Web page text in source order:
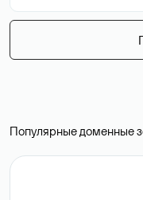
Популярные доменные